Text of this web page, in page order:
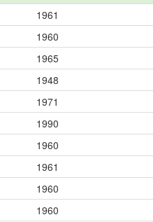
1961
1960
1965
1948
1971
1990
1960
1961
1960
1960